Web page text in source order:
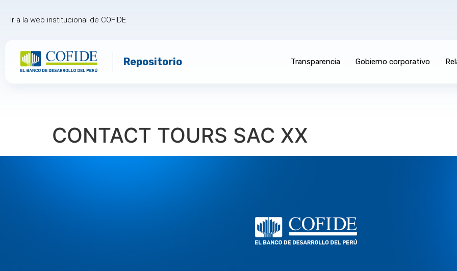
Ir a la web institucional de COFIDE
Repositorio Transparencia Gobierno corporativo
CONTACT TOURS SAC XX